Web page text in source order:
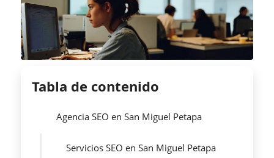
Tabla de contenido
Agencia SEO en San Miguel Petapa
Servicios SEO en San Miguel Petapa